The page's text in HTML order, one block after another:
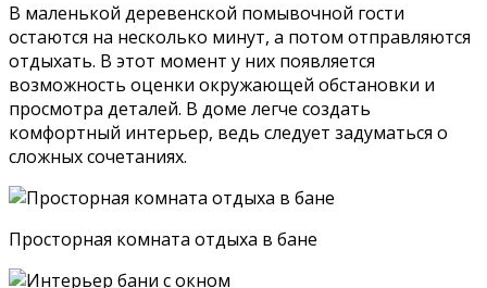
В маленькой деревенской помывочной гости
остаются на несколько минут, а потом отправляются
отдыхать. В этот момент у них появляется
возможность оценки окружающей обстановки и
просмотра деталей. В доме легче создать
комфортный интерьер, ведь следует задуматься о
сложных сочетаниях.
Просторная комната отдыха в бане